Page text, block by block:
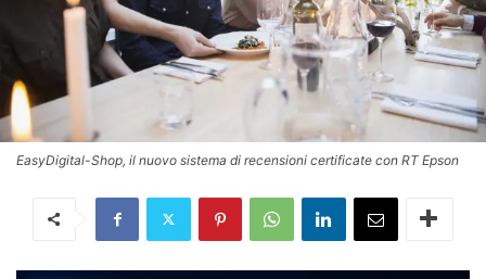
EasyDigital-Shop, il nuovo sistema di recensioni certificate con RT Epson